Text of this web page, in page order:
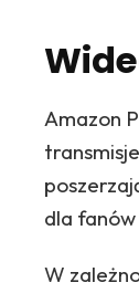
Amazon
dla fanów
W